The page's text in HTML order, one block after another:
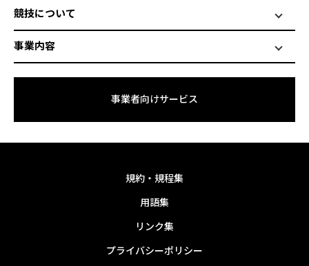
競技について
事業内容
事業者向けサービス
規約・規程集
用語集
リンク集
プライバシーポリシー